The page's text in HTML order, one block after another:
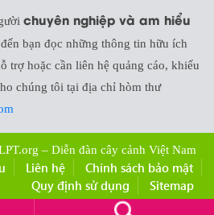
chuyên nghiệp và am hiểu
bạn đọc những thông tin hữu ích
trợ hoặc cần liên hệ quảng cáo, khiếu
chúng tôi tại địa chỉ hòm thư
– Diễn đàn cây cảnh Việt Nam
Liên hệ
Chính sách bảo mật
Quy định sử dụng
Sitemap